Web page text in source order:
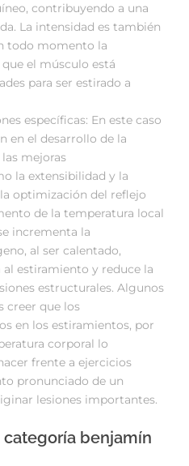
contribuyendo a una
La intensidad es también
todo momento la
el músculo está
para ser estirado a
específicas: En este caso
en el desarrollo de la
mejoras
la extensibilidad y la
optimización del reflejo
de la temperatura local
incrementa la
al ser calentado,
estiramiento y reduce la
estructurales. Algunos
creer que los
en los estiramientos, por
corporal lo
frente a ejercicios
pronunciado de un
lesiones importantes.
benjamín